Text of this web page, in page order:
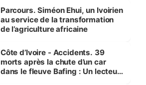
Parcours. Siméon Ehui, un Ivoirien
au service de la transformation
de l’agriculture africaine
Côte d’Ivoire - Accidents. 39
morts après la chute d’un car
dans le fleuve Bafing : Un lecteur